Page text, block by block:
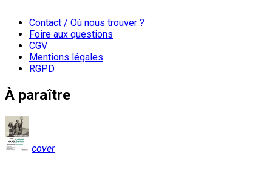
Contact / Où nous trouver ?
Foire aux questions
CGV
Mentions légales
RGPD
À paraître
cover